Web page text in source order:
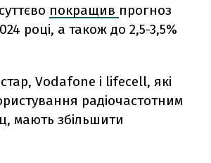
покращив прогноз
році, а також до 2,5-3,5%
Vodafone і lifecell, які
радіочастотним
мають збільшити